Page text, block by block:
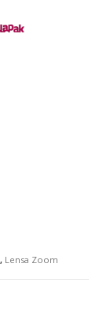
, Lensa Zoom